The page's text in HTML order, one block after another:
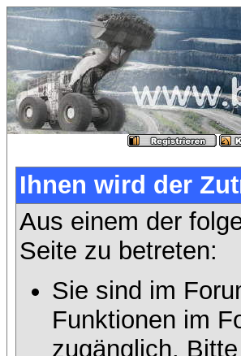
Ihnen wird der
Aus einem der
Seite zu betreten:
Sie sind im
Funktionen im
zugänglich.